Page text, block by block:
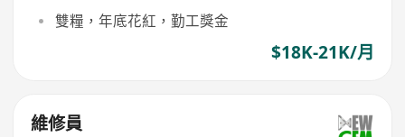
雙糧，年底花紅，勤工獎金
$18K-21K/月
維修員